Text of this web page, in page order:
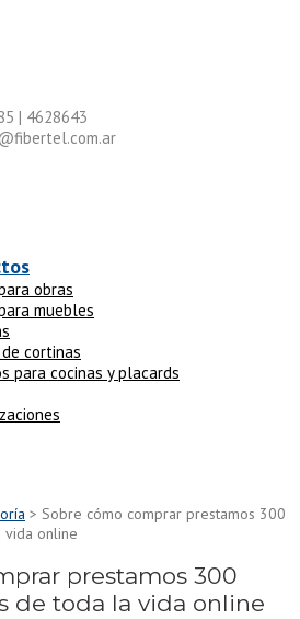
| 4628643
obras
muebles
cortinas
para cocinas y placards
> Sobre cómo comprar prestamos 300
vida online
prestamos 300
de toda la vida online